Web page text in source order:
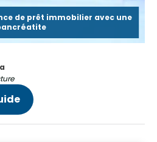
de prêt immobilier avec une